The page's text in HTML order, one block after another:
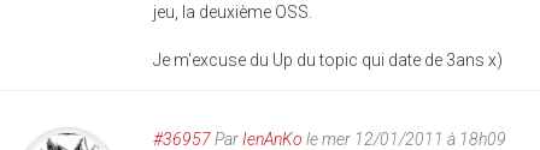
jeu, la deuxième OSS.
Je m'excuse du Up du topic qui date de 3ans x)
#36957Par IenAnKo le mer 12/01/2011 à 18h09